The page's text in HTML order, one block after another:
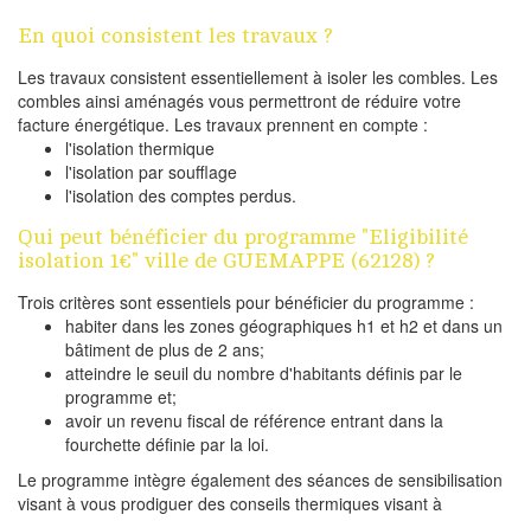
En quoi consistent les travaux ?
Les travaux consistent essentiellement à isoler les combles. Les
combles ainsi aménagés vous permettront de réduire votre
facture énergétique. Les travaux prennent en compte :
l'isolation thermique
l'isolation par soufflage
l'isolation des comptes perdus.
Qui peut bénéficier du programme "Eligibilité
isolation 1€" ville de GUEMAPPE (62128) ?
Trois critères sont essentiels pour bénéficier du programme :
habiter dans les zones géographiques h1 et h2 et dans un
bâtiment de plus de 2 ans;
atteindre le seuil du nombre d'habitants définis par le
programme et;
avoir un revenu fiscal de référence entrant dans la
fourchette définie par la loi.
Le programme intègre également des séances de sensibilisation
visant à vous prodiguer des conseils thermiques visant à